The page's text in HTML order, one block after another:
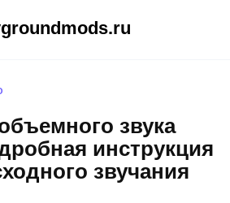
звука
инструкция
звучания